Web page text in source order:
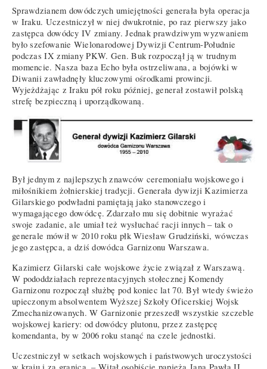
Sprawdzianem dowódczych umiejętności generała była operacja
w Iraku. Uczestniczył w niej dwukrotnie, po raz pierwszy jako
zastępca dowódcy IV zmiany. Jednak prawdziwym wyzwaniem
było szefowanie Wielonarodowej Dywizji Centrum-Południe
podczas IX zmiany PKW. Gen. Buk rozpoczął ją w trudnym
momencie. Nasza baza Echo była ostrzeliwana, a bojówki w
Diwanii zawładnęły kluczowymi ośrodkami prowincji.
Wyjeżdżając z Iraku pół roku później, generał zostawił polską
strefę bezpieczną i uporządkowaną.
Był jednym z najlepszych znawców ceremoniału wojskowego i
miłośnikiem żołnierskiej tradycji. Generała dywizji Kazimierza
Gilarskiego podwładni pamiętają jako stanowczego i
wymagającego dowódcę. Zdarzało mu się dobitnie wyrażać
swoje zadanie, ale umiał też wysłuchać racji innych – tak o
generale mówił w 2010 roku płk Wiesław Grudziński, wówczas
jego zastępca, a dziś dowódca Garnizonu Warszawa.
Kazimierz Gilarski całe wojskowe życie związał z Warszawą.
W pododdziałach reprezentacyjnych stołecznej Komendy
Garnizonu rozpoczął służbę pod koniec lat 70. Był wtedy świeżo
upieczonym absolwentem Wyższej Szkoły Oficerskiej Wojsk
Zmechanizowanych. W Garnizonie przeszedł wszystkie szczeble
wojskowej kariery: od dowódcy plutonu, przez zastępcę
komendanta, by w 2006 roku stanąć na czele jednostki.
Uczestniczył w setkach wojskowych i państwowych uroczystości
w kraju i za granicą. – Witał osobiście papieża Jana Pawła II